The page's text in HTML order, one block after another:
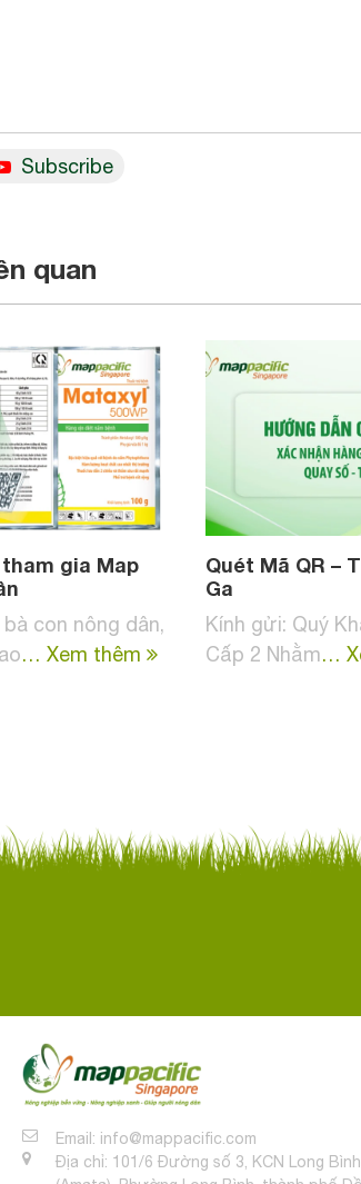
Subscribe
quan
gia Map
con nông dân,
… Xem thêm
Quét Mã QR –
Ga
Kính gửi: Quý
Cấp 2 Nhằm…
Email: info@mappacific.com
Địa chỉ: 101/6 Đường số 3, KCN Long Bình